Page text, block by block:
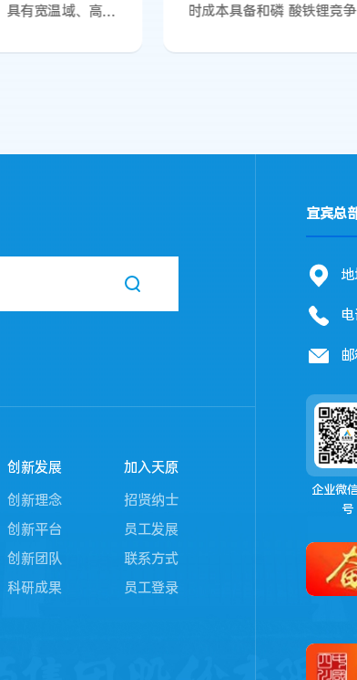
磷 酸铁锂竞争的优
产品。产品具有低
以满足210mAh/
循环寿命好等优点。产品
宜宾总
企业微
号
创新发展
创新理念
创新平台
创新团队
科研成果
加入天原
招贤纳士
员工发展
联系方式
员工登录